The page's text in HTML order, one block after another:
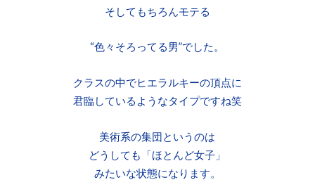
そしてもちろんモテる
“色々そろってる男”でした。
クラスの中でヒエラルキーの頂点に
君臨しているようなタイプですね笑
美術系の集団というのは
どうしても「ほとんど女子」
みたいな状態になります。